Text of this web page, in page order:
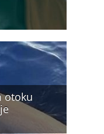
otoku